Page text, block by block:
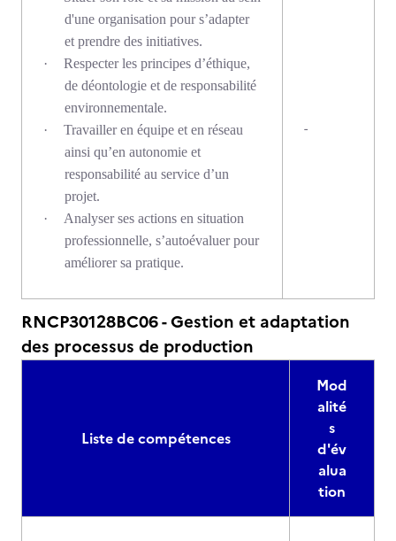
d'une organisation pour s’adapter
et prendre des initiatives.
·
Respecter les principes d’éthique,
de déontologie et de responsabilité
environnementale.
·
Travailler en équipe et en réseau
ainsi qu’en autonomie et
responsabilité au service d’un
projet.
·
Analyser ses actions en situation
professionnelle, s’autoévaluer pour
améliorer sa pratique.
-
RNCP30128BC06 - Gestion et adaptation
des processus de production
Liste de compétences
Mod
alité
s
d'év
alua
tion